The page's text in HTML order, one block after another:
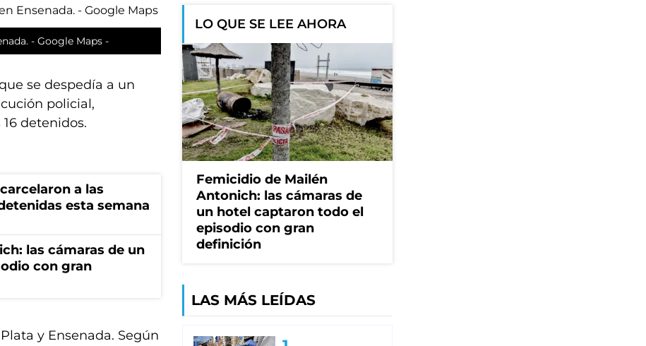
- Google Maps -
se despedía a un
policial,
detenidos.
a las
esta semana
las cámaras de un
con gran
y Ensenada. Según
LO QUE SE LEE AHORA
Femicidio de Mailén
Antonich: las cámaras de
un hotel captaron todo el
episodio con gran
definición
LAS MÁS LEÍDAS